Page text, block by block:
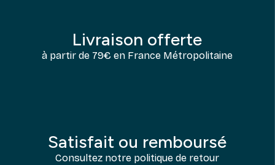
Livraison offerte
à partir de 79€ en France Métropolitaine
Satisfait ou remboursé
Consultez notre politique de retour